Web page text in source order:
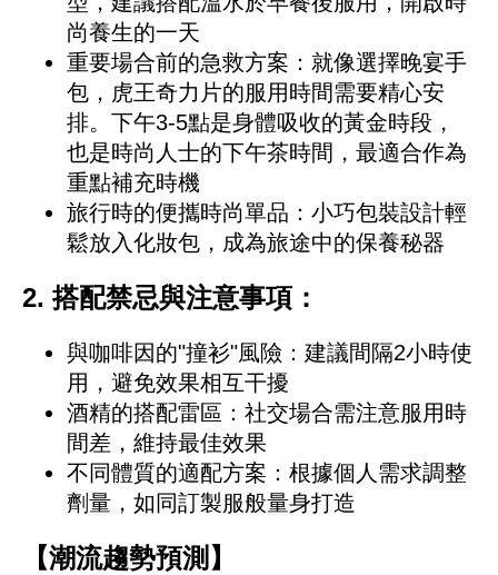
尚養生的一天
重要場合前的急救方案：就像選擇晚宴手
包，虎王奇力片的服用時間需要精心安
排。下午3-5點是身體吸收的黃金時段，
也是時尚人士的下午茶時間，最適合作為
重點補充時機
旅行時的便攜時尚單品：小巧包裝設計輕
鬆放入化妝包，成為旅途中的保養秘器
2. 搭配禁忌與注意事項：
與咖啡因的"撞衫"風險：建議間隔2小時使
用，避免效果相互干擾
酒精的搭配雷區：社交場合需注意服用時
間差，維持最佳效果
不同體質的適配方案：根據個人需求調整
劑量，如同訂製服般量身打造
【潮流趨勢預測】